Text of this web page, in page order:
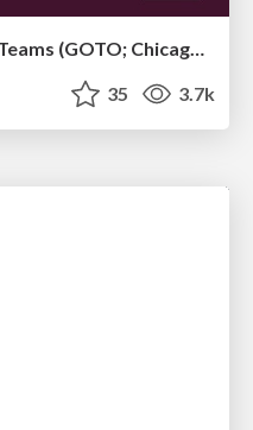
Refactoring Trust on Your Teams (GOTO; Chicago 2020)
35 3.7k